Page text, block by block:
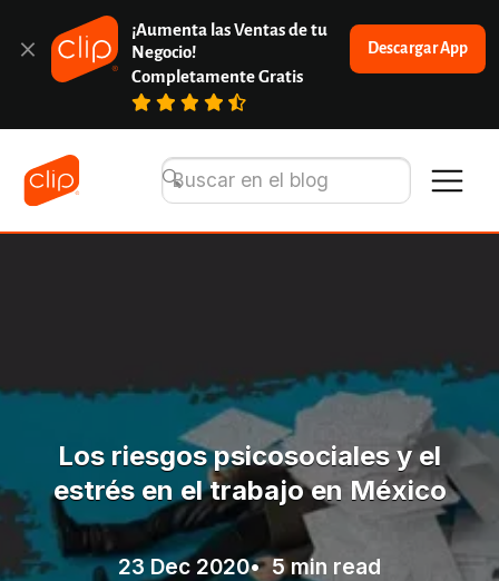
¡Aumenta las Ventas de tu
Negocio!
Completamente Gratis
Descargar App
Los riesgos psicosociales y el
estrés en el trabajo en México
23 Dec 2020• 5 min read